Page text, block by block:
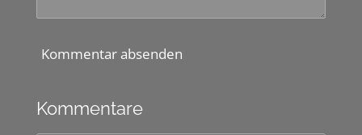
Kommentar absenden
Kommentare